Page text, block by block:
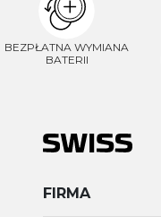
BEZPŁATNA WYMIANA
BATERII
FIRMA